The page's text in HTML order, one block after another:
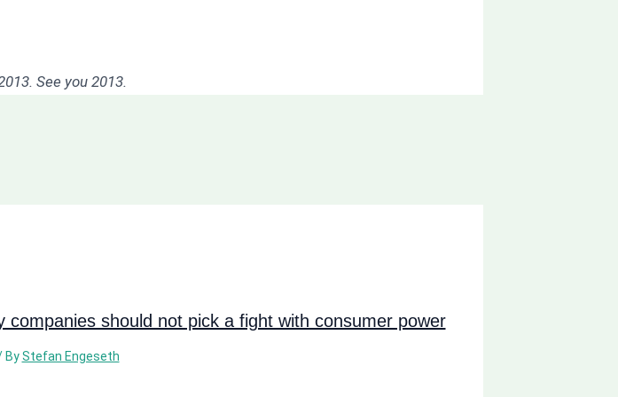
See you 2013.
companies should not pick a fight with consumer power
ByStefan Engeseth